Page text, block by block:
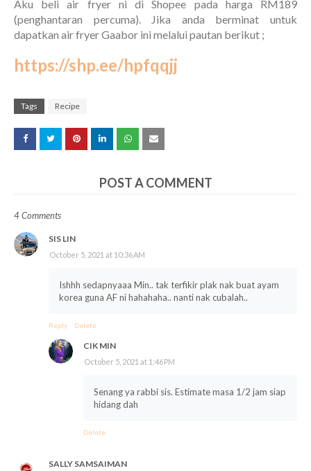
Aku beli air fryer ni di Shopee pada harga RM189
(penghantaran percuma). Jika anda berminat untuk
dapatkan air fryer Gaabor ini melalui pautan berikut ;
https://shp.ee/hpfqqjj
Tags Recipe
POST A COMMENT
4 Comments
SIS LIN
October 5, 2021 at 10:36 AM
Ishhh sedapnyaaa Min.. tak terfikir plak nak buat ayam
korea guna AF ni hahahaha.. nanti nak cubalah..
Reply Delete
CIK MIN
October 5, 2021 at 1:46 PM
Senang ya rabbi sis. Estimate masa 1/2 jam siap
hidang dah
Delete
SALLY SAMSAIMAN